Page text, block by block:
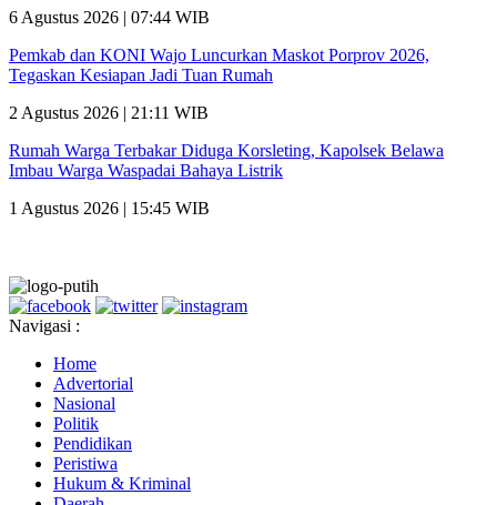
6 Agustus 2026 | 07:44 WIB
Pemkab dan KONI Wajo Luncurkan Maskot Porprov 2026,
Tegaskan Kesiapan Jadi Tuan Rumah
2 Agustus 2026 | 21:11 WIB
Rumah Warga Terbakar Diduga Korsleting, Kapolsek Belawa
Imbau Warga Waspadai Bahaya Listrik
1 Agustus 2026 | 15:45 WIB
Navigasi :
Home
Advertorial
Nasional
Politik
Pendidikan
Peristiwa
Hukum & Kriminal